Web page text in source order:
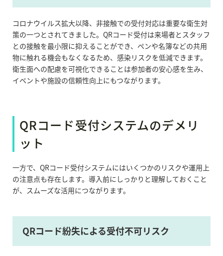
コロナウイルス拡大以降、非接触での受付対応は重要な衛生対
策の一つとされてきました。QRコード受付は来場者とスタッフ
との接触を最小限に抑えることができ、ペンや名簿などの共用
物に触れる機会もなくなるため、感染リスクを低減できます。
衛生面への配慮を可視化できることは参加者の安心感を生み、
イベントや施設の信頼性向上にもつながります。
QRコード受付システムのデメリ
ット
一方で、QRコード受付システムにはいくつかのリスクや運用上
の注意点も存在します。導入前にしっかりと理解しておくこと
が、スムーズな活用につながります。
QRコード紛失による受付不可リスク